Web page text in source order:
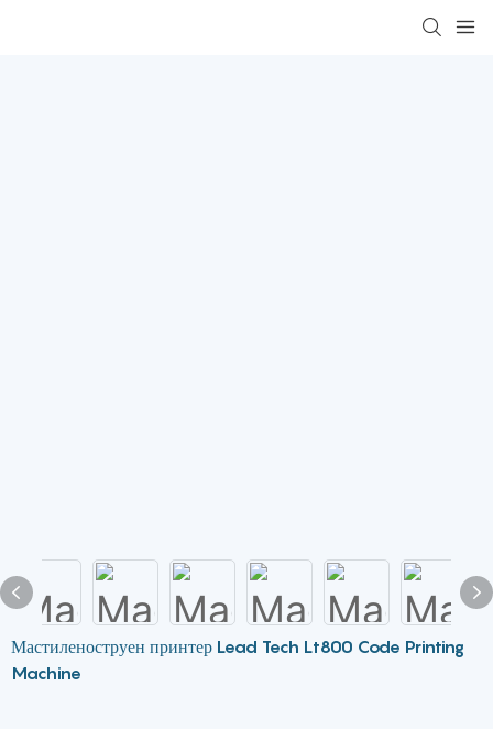
Мастиленоструен принтер Lead Tech Lt800 Code Printing
Machine